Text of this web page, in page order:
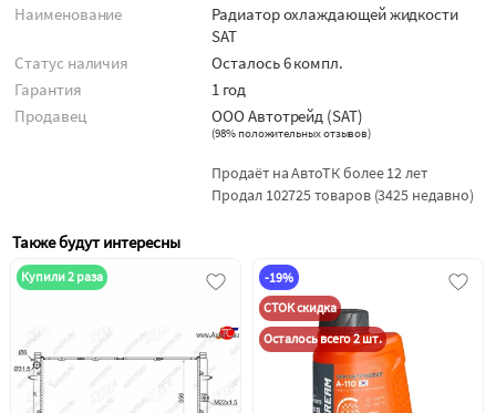
Наименование
Радиатор охлаждающей жидкости
SAT
Статус наличия
Осталось 6 компл.
Гарантия
1 год
Продавец
ООО Автотрейд (SAT)
(98% положительных отзывов)
Продаёт на АвтоТК более 12 лет
Продал 102725 товаров (3425 недавно)
Также будут интересны
Купили 2 раза
-19%
СТОК скидка
Осталось всего 2 шт.